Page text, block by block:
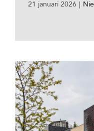
21 januari 2026 |